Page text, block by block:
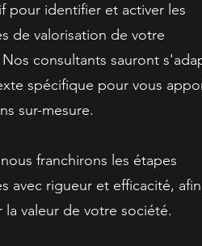
pour identifier et activer les
de valorisation de votre
consultants sauront
spécifique pour vous
sur-mesure.
franchirons les étapes
avec rigueur et efficacité, afin
valeur de votre société.